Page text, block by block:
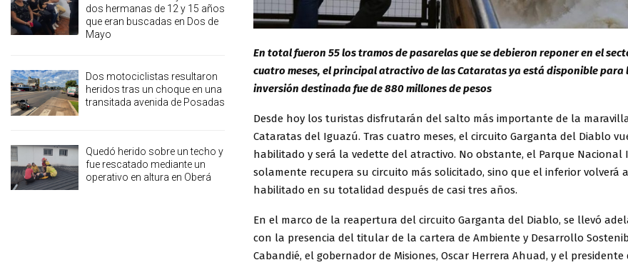
En total fueron 55 los tramos de pasarelas que se debieron reponer en el
cuatro meses, el principal atractivo de las Cataratas ya está disponible para
inversión destinada fue de 880 millones de pesos
Desde hoy los turistas disfrutarán del salto más importante de la
Cataratas del Iguazú. Tras cuatro meses, el circuito Garganta del Diablo
habilitado y será la vedette del atractivo. No obstante, el Parque Nacional
solamente recupera su circuito más solicitado, sino que el inferior volverá
habilitado en su totalidad después de casi tres años.
En el marco de la reapertura del circuito Garganta del Diablo, se llevó
con la presencia del titular de la cartera de Ambiente y Desarrollo
Cabandié, el gobernador de Misiones, Oscar Herrera Ahuad, y el presidente
dos hermanas de 12 y 15 años
que eran buscadas en Dos de
Mayo
Dos motociclistas resultaron
heridos tras un choque en una
transitada avenida de Posadas
Quedó herido sobre un techo y
fue rescatado mediante un
operativo en altura en Oberá